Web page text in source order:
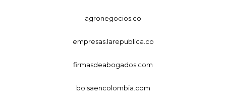
agronegocios.co
empresas.larepublica.co
firmasdeabogados.com
bolsaencolombia.com